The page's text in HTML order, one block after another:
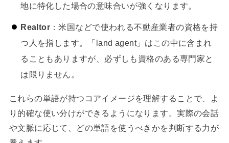
地に特化した場合の意味合いが強くなります。
Realtor ：米国などで使われる不動産業者の資格を持
つ人を指します。「land agent」はこの中に含まれ
ることもありますが、必ずしも資格のある専門家と
は限りません。
これらの単語が持つコアイメージを理解することで、よ
り的確な使い分けができるようになります。実際の会話
や文脈に応じて、どの単語を使うべきかを判断する力が